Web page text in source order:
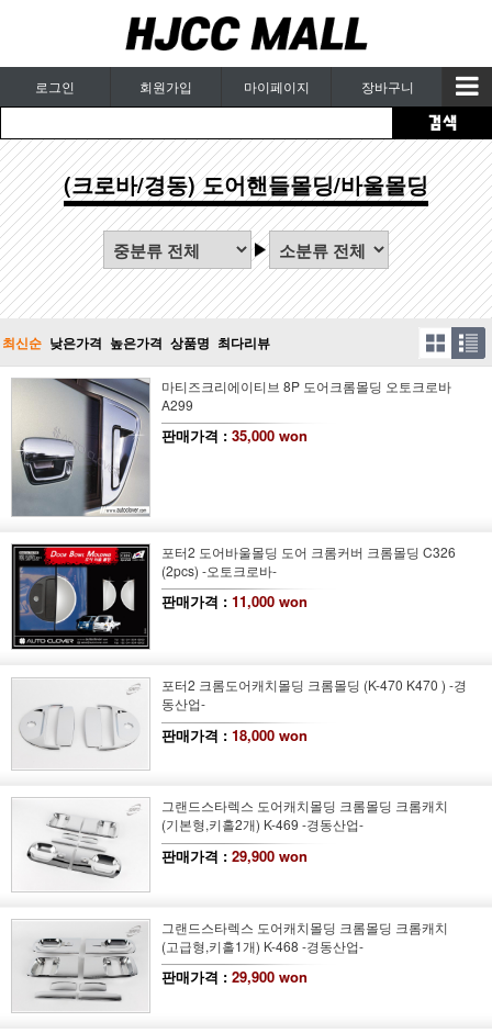
로그인 회원가입 마이페이지 장바구니
(크로바/경동) 도어핸들몰딩/바울몰딩
최신순 낮은가격 높은가격 상품명 최다리뷰
마티즈크리에이티브 8P 도어크롬몰딩 오토크로바
A299
판매가격 : 35,000 won
포터2 도어바울몰딩 도어 크롬커버 크롬몰딩 C326
(2pcs) -오토크로바-
판매가격 : 11,000 won
포터2 크롬도어캐치몰딩 크롬몰딩 (K-470 K470 ) -경
동산업-
판매가격 : 18,000 won
그랜드스타렉스 도어캐치몰딩 크롬몰딩 크롬캐치
(기본형,키홀2개) K-469 -경동산업-
판매가격 : 29,900 won
그랜드스타렉스 도어캐치몰딩 크롬몰딩 크롬캐치
(고급형,키홀1개) K-468 -경동산업-
판매가격 : 29,900 won